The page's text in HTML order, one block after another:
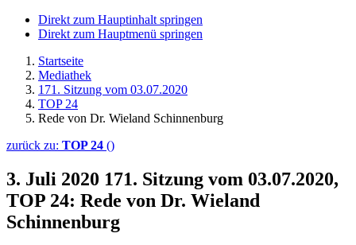
Direkt zum Hauptinhalt springen
Direkt zum Hauptmenü springen
Startseite
Mediathek
171. Sitzung vom 03.07.2020
TOP 24
Rede von Dr. Wieland Schinnenburg
zurück zu: TOP 24 ()
3. Juli 2020 171. Sitzung vom 03.07.2020,
TOP 24: Rede von Dr. Wieland
Schinnenburg